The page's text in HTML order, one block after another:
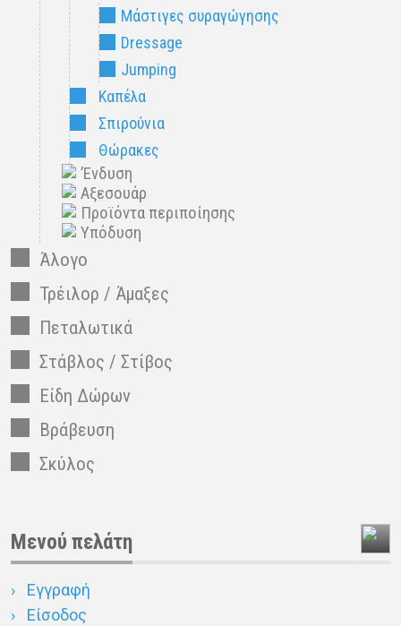
Μάστιγες συραγώγησης
Dressage
Jumping
Καπέλα
Σπιρούνια
Θώρακες
’Ενδυση
Αξεσουάρ
Προϊόντα περιποίησης
Υπόδυση
Άλογο
Τρέιλορ / Άμαξες
Πεταλωτικά
Στάβλος / Στίβος
Είδη Δώρων
Βράβευση
Σκύλος
Μενού πελάτη
Εγγραφή
Είσοδος